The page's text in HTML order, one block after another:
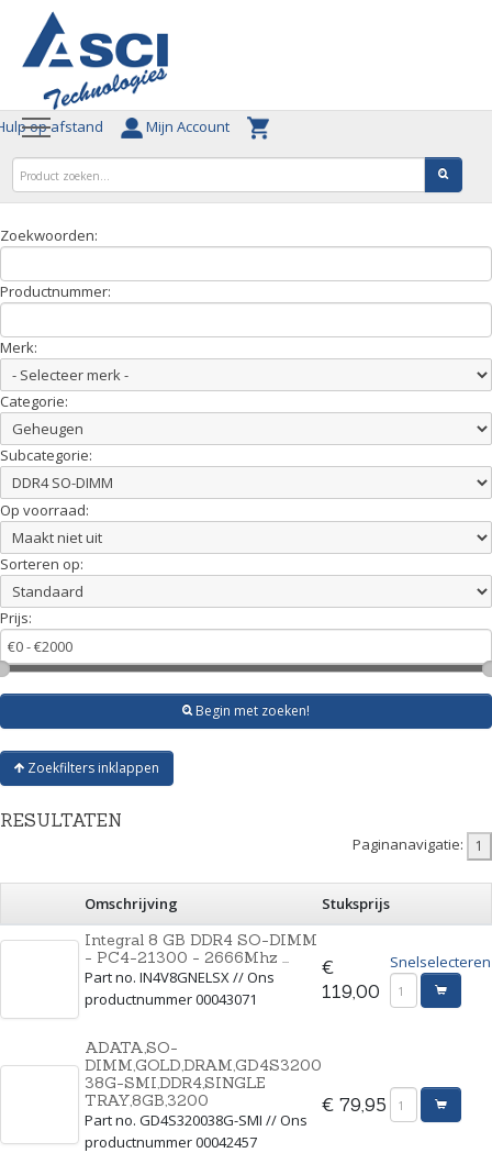
op afstand Mijn Account
Zoekwoorden:
Productnummer:
Merk:
Categorie:
Subcategorie:
Op voorraad:
Sorteren op:
Prijs:
Begin met zoeken!
Zoekfilters inklappen
RESULTATEN
Paginanavigatie:
Omschrijving
Stuksprijs
Integral 8 GB DDR4 SO-DIMM
- PC4-21300 - 2666Mhz ...
Part no. IN4V8GNELSX // Ons
productnummer 00043071
€
119,00
Snelselecteren
ADATA,SO-
DIMM,GOLD,DRAM,GD4S3200
38G-SMI,DDR4,SINGLE
TRAY,8GB,3200
Part no. GD4S320038G-SMI // Ons
productnummer 00042457
€ 79,95